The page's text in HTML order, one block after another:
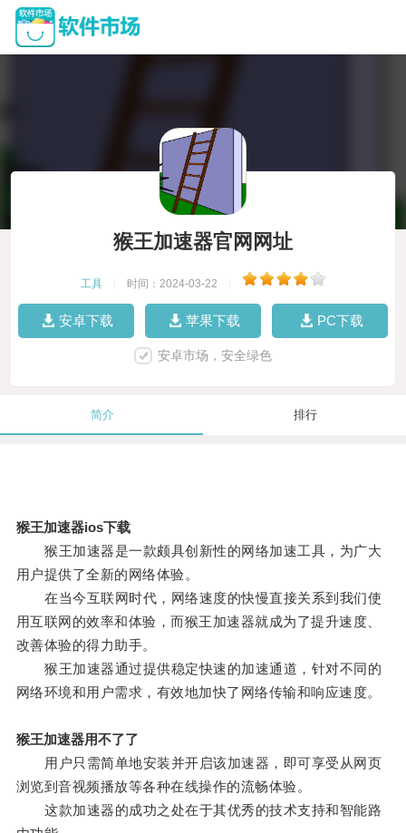
猴王加速器官网网址
工具 时间：2024-03-22
安卓下载 苹果下载 PC下载
安卓市场，安全绿色
简介 排行
猴王加速器ios下载
猴王加速器是一款颇具创新性的网络加速工具，为广大
用户提供了全新的网络体验。
在当今互联网时代，网络速度的快慢直接关系到我们使
用互联网的效率和体验，而猴王加速器就成为了提升速度、
改善体验的得力助手。
猴王加速器通过提供稳定快速的加速通道，针对不同的
网络环境和用户需求，有效地加快了网络传输和响应速度。
猴王加速器用不了了
用户只需简单地安装并开启该加速器，即可享受从网页
浏览到音视频播放等各种在线操作的流畅体验。
这款加速器的成功之处在于其优秀的技术支持和智能路